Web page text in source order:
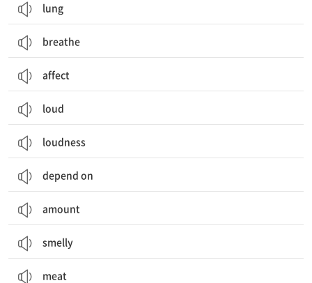
lung
breathe
affect
loud
loudness
depend on
amount
smelly
meat